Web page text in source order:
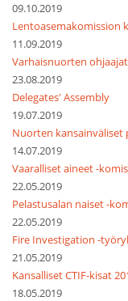
09.10.2019
Lentoasemakomission
11.09.2019
Varhaisnuorten
23.08.2019
Delegates' Assembly
19.07.2019
Nuorten
14.07.2019
Vaaralliset aineet -
22.05.2019
Pelastusalan naiset -
22.05.2019
Fire Investigation -
21.05.2019
Kansalliset CTIF-kisat
18.05.2019